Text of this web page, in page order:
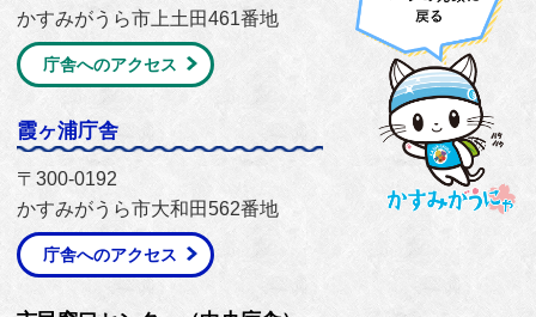
かすみがうら市上土田461番地
庁舎へのアクセス
霞ヶ浦庁舎
〒300-0192
かすみがうら市大和田562番地
庁舎へのアクセス